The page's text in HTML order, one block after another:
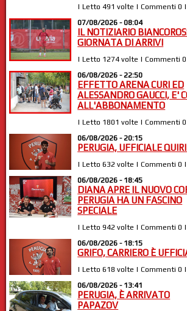
| Letto 491 volte | Commenti 0 |
07/08/2026 - 08:04
IL NOTIZIARIO
GIORNATA DI ARRIVI
| Letto 1274 volte | Commenti
06/08/2026 - 22:50
EFFETTO ARENA CURI ED
ALESSANDRO GAUCCI, E'
ALL'ABBONAMENTO
| Letto 1801 volte | Commenti
06/08/2026 - 20:15
PERUGIA, UFFICIALE
| Letto 632 volte | Commenti 0 |
06/08/2026 - 18:45
DIANA APRE IL NUOVO
PERUGIA HA UN FASCINO
SPECIALE
| Letto 942 volte | Commenti 0 |
06/08/2026 - 18:15
GRIFO, CARRIERO È
| Letto 618 volte | Commenti 0 |
06/08/2026 - 13:41
PERUGIA, È ARRIVATO
PAPAZOV